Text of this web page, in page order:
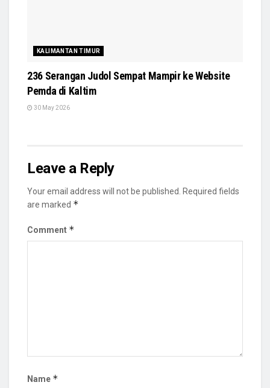
KALIMANTAN TIMUR
236 Serangan Judol Sempat Mampir ke Website
Pemda di Kaltim
30 May 2026
Leave a Reply
Your email address will not be published.
Required fields
are marked *
Comment *
Name *